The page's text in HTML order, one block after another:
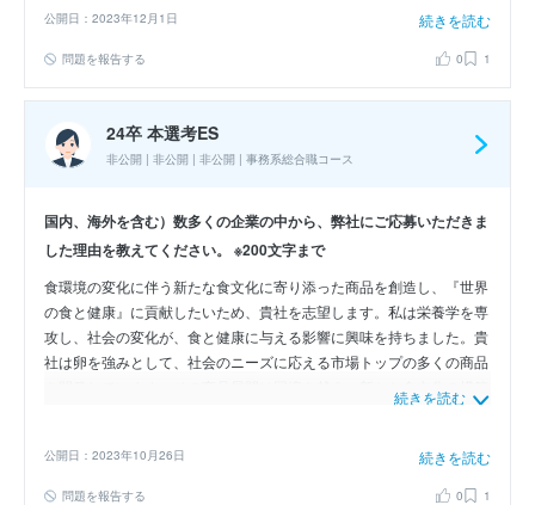
公開日：2023年12月1日 続きを読む
問題を報告する 0 1
24卒 本選考ES
非公開 | 非公開 | 非公開 | 事務系総合職コース
国内、海外を含む）数多くの企業の中から、弊社にご応募いただきま
した理由を教えてください。 ※200文字まで
食環境の変化に伴う新たな食文化に寄り添った商品を創造し、『世界
の食と健康』に貢献したいため、貴社を志望します。私は栄養学を専
攻し、社会の変化が、食と健康に与える影響に興味を持ちました。貴
社は卵を強みとして、社会のニーズに応える市場トップの多くの商品
に挑戦し続ける姿に魅力を感じました。貴社と共に挑戦し、世界の食
続きを読む
公開日：2023年10月26日 続きを読む
問題を報告する 0 1